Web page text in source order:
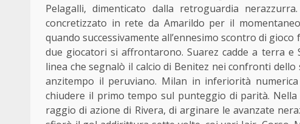
Pelagalli, dimenticato dalla retroguardia
concretizzato in rete da Amarildo per il
quando successivamente all’ennesimo scontro di
due giocatori si affrontarono. Suarez cadde a terra
linea che segnalò il calcio di Benitez nei confronti
anzitempo il peruviano. Milan in inferiorità
chiudere il primo tempo sul punteggio di parità.
raggio di azione di Rivera, di arginare le avanzate